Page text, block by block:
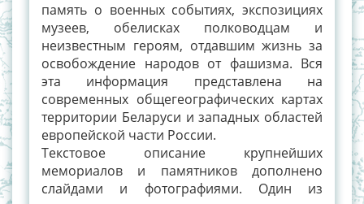
память о военных событиях, экспозициях
музеев, обелисках полководцам и
неизвестным героям, отдавшим жизнь за
освобождение народов от фашизма. Вся
эта информация представлена на
современных общегеографических картах
территории Беларуси и западных областей
европейской части России.
Текстовое описание крупнейших
мемориалов и памятников дополнено
слайдами и фотографиями. Один из